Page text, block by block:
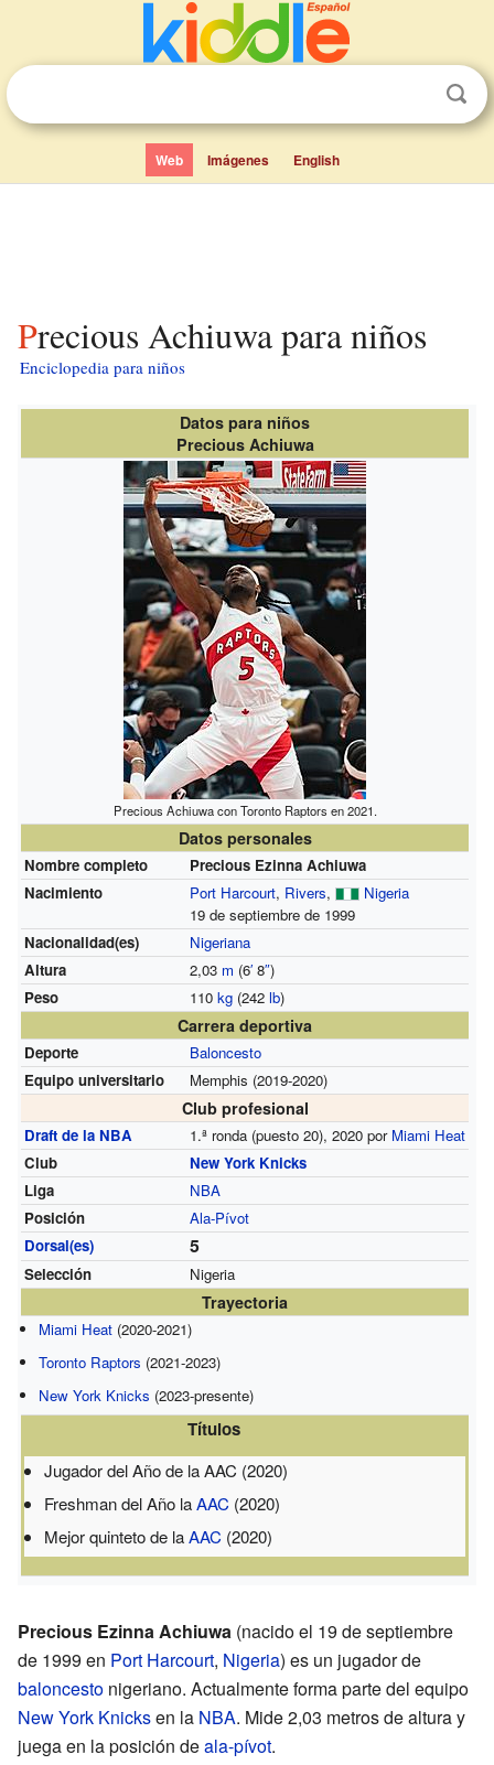
Web Imágenes English
Precious Achiuwa para niños
Enciclopedia para niños
Datos para niños
Precious Achiuwa
Precious Achiuwa con Toronto Raptors en 2021.
Datos personales
Nombre completo
Precious Ezinna Achiuwa
Nacimiento
Port Harcourt, Rivers,
Nigeria
19 de septiembre de 1999
Nacionalidad(es)
Nigeriana
Altura
2,03 m (6′8″)
Peso
110 kg(242 lb)
Carrera deportiva
Deporte
Baloncesto
Equipo universitario
Memphis (2019-2020)
Club profesional
Draft de la NBA 1.ª ronda (puesto 20), 2020 por Miami Heat
Club
New York Knicks
Liga
NBA
Posición
Ala-Pívot
Dorsal(es)
5
Selección Nigeria
Trayectoria
Miami Heat (2020-2021)
Toronto Raptors (2021-2023)
New York Knicks (2023-presente)
Títulos
Jugador del Año de la AAC (2020)
Freshman del Año laAAC (2020)
Mejor quinteto de laAAC (2020)
Precious Ezinna Achiuwa (nacido el 19 de septiembre
de 1999 en Port Harcourt, Nigeria) es un jugador de
baloncesto nigeriano. Actualmente forma parte del equipo
New York Knicksen la NBA. Mide 2,03 metros de altura y
juega en la posición deala-pívot.